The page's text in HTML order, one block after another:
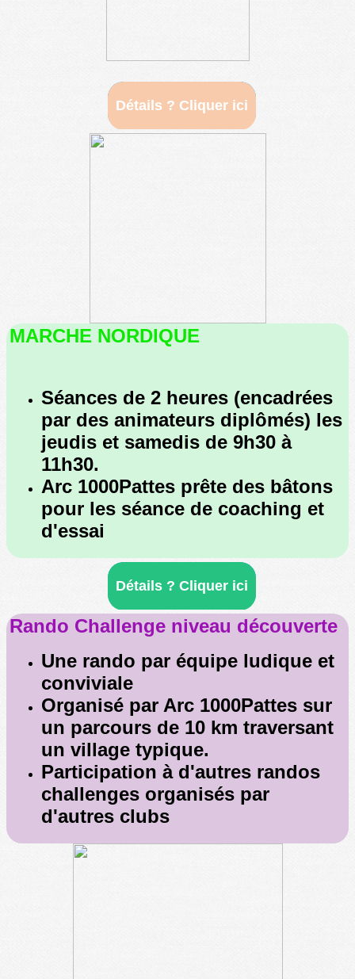
Détails ? Cliquer ici
MARCHE NORDIQUE
Séances de 2 heures (encadrées
par des animateurs diplômés) les
jeudis et samedis de 9h30 à
11h30.
Arc 1000Pattes prête des bâtons
pour les séance de coaching et
d'essai
Détails ? Cliquer ici
Rando Challenge niveau découverte
Une rando par équipe ludique et
conviviale
Organisé par Arc 1000Pattes sur
un parcours de 10 km traversant
un village typique.
Participation à d'autres randos
challenges organisés par
d'autres clubs